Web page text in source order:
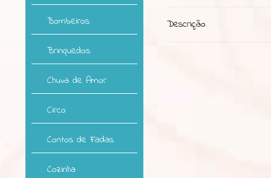
Descrição
Bombeiros
Brinquedos
Chuva de Amor
Circo
Contos de Fadas
Cozinha